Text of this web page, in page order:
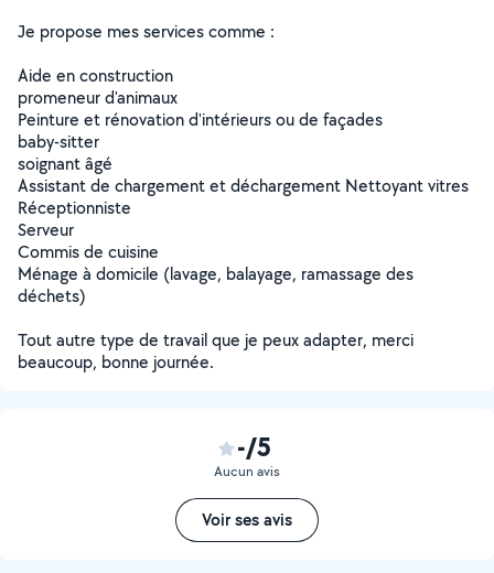
Je propose mes services comme :
Aide en construction ️
promeneur d'animaux
Peinture et rénovation d'intérieurs ou de façades ️
baby-sitter
soignant âgé
Assistant de chargement et déchargement Nettoyant vitres
Réceptionniste
Serveur
Commis de cuisine
Ménage à domicile (lavage, balayage, ramassage des
déchets)
Tout autre type de travail que je peux adapter, merci
beaucoup, bonne journée.
-/5
Aucun avis
Voir ses avis